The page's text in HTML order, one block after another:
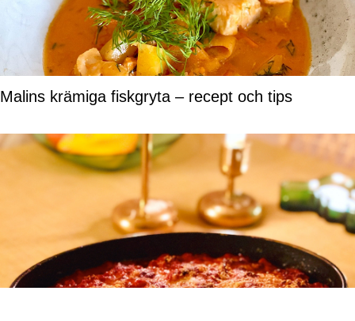
Malins krämiga fiskgryta – recept och tips